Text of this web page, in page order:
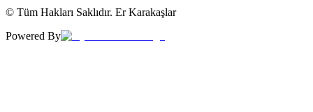
© Tüm Hakları Saklıdır. Er Karakaşlar
Powered By